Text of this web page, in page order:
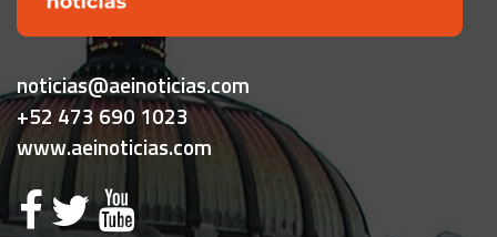
noticias@aeinoticias.com
+52 473 690 1023
www.aeinoticias.com